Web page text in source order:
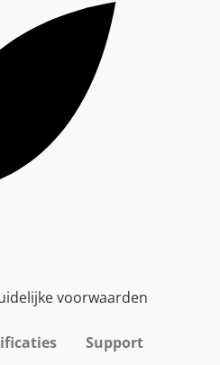
voorwaarden
Support